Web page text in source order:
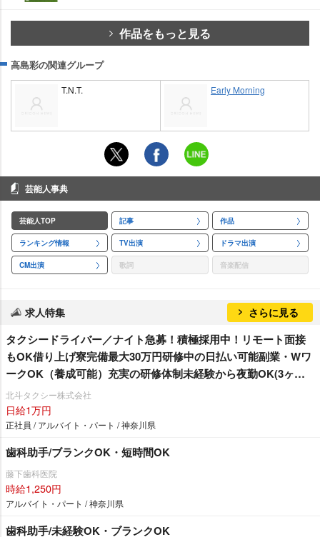
作品をもっと見る
高島彩の関連グループ
T.N.T. Early Morning
芸能人事典
芸能人TOP 記事 作品
ランキング情報 TV出演 ドラマ出演
CM出演 歌詞 音楽配信
求人特集 さらに見る
タクシードライバー／ナイト急募！積極採用中！リモート面接
もOK借り上げ寮完備最大30万円研修中の日払い可能副業・Wワ
ークOK（養成可能）充実の研修体制未経験から夜勤OK(3ヶ月
昼勤務後)嬉しい好待遇がたくさん！GO crew採用可能JPNタク
シー増車中！
北斗タクシー株式会社
日給1万円
正社員 / アルバイト・パート / 神奈川県
歯科助手/ブランクOK・短時間OK
藤下歯科医院
時給1,250円
アルバイト・パート / 神奈川県
歯科助手/未経験OK・ブランクOK